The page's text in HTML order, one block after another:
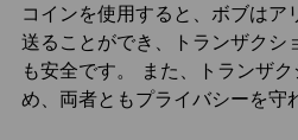
コインを使用すると、ボブはア
送ることができ、トランザクシ
も安全です。 また、トランザ
め、両者ともプライバシーを守